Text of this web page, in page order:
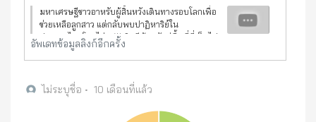
มหาเศรษฐีชาวอาหรับผู้สิ้นหวังเดินทางรอบโลกเพื่อ
ช่วยเหลือลูกสาว แต่กลับพบปาฏิหาริย์ใน
ประเทศไทยโดยไม่ค 🌟 ยินดีต้อนรับสู่พื้นที่ที่เต็มไป
ด้วยเรื่องราวที่น่าทึ่งและสร้างแรงบันดาลใจ! เรานำ
เสนอให้คุณ: 💬 เ
อัพเดทข้อมูลลิงก์อีกครั้ง
ไม่ระบุชื่อ • 10 เดือนที่แล้ว